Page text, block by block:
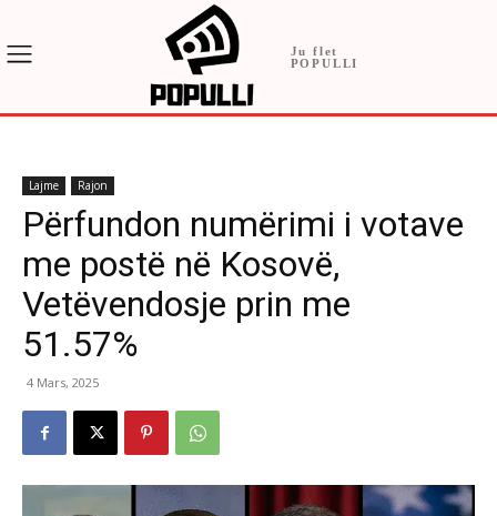
Ju flet
POPULLI
Lajme Rajon
Përfundon numërimi i votave
me postë në Kosovë,
Vetëvendosje prin me
51.57%
4 Mars, 2025